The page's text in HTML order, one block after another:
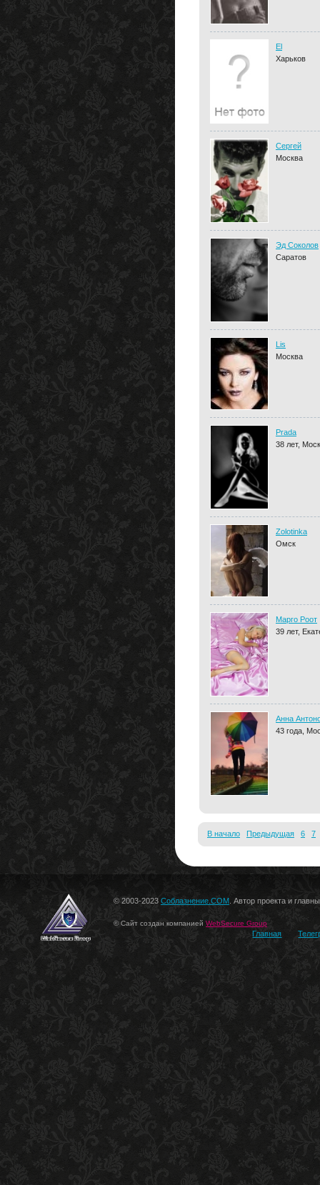
El
Харьков
Сергей
Москва
Эд Соколов
Саратов
Lis
Москва
Prada
38 лет,
Zolotinka
Омск
Марго Роот
39 лет,
Анна
43 года,
В начало Предыдущая 6 7
© 2003-2023 Соблазнение.COM . Автор проекта и
© Сайт создан компанией WebSecure Group
Главная